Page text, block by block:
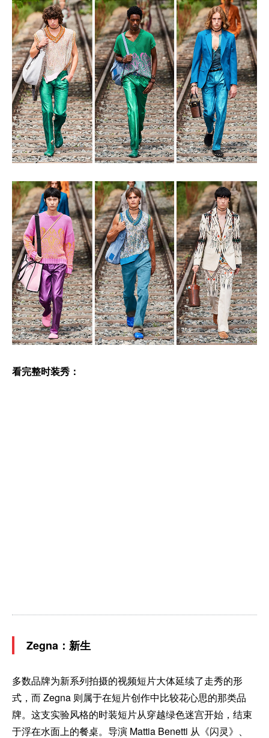
看完整时装秀：
Zegna：新生
多数品牌为新系列拍摄的视频短片大体延续了走秀的形
式，而 Zegna 则属于在短片创作中比较花心思的那类品
牌。这支实验风格的时装短片从穿越绿色迷宫开始，结束
于浮在水面上的餐桌。导演 Mattia Benetti 从《闪灵》、